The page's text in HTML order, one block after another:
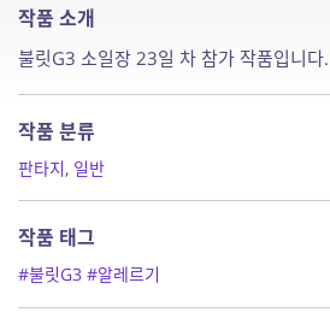
작품 소개
불릿G3 소일장 23일 차 참가 작품입니다.
작품 분류
판타지, 일반
작품 태그
#불릿G3 #알레르기